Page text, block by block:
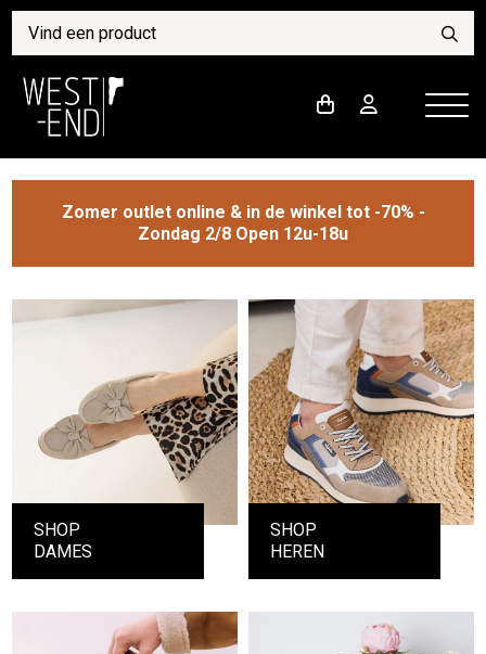
Zomer outlet online & in de winkel tot -70% -
Zondag 2/8 Open 12u-18u
SHOP
DAMES
SHOP
HEREN